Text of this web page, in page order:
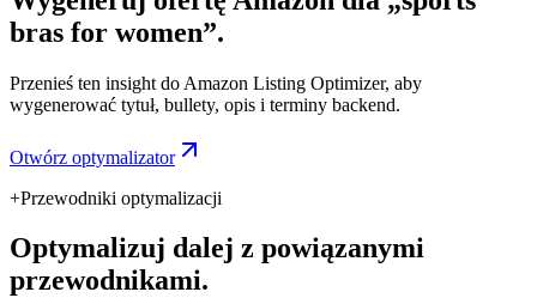
bras for women”.
Przenieś ten insight do Amazon Listing Optimizer, aby
wygenerować tytuł, bullety, opis i terminy backend.
Otwórz optymalizator
+Przewodniki optymalizacji
Optymalizuj dalej z powiązanymi
przewodnikami.